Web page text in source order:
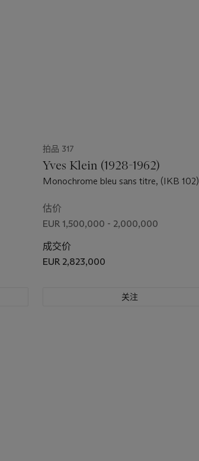
拍品 317
Yves Klein (1928-1962)
Monochrome bleu sans titre, (IKB 102)
估价
EUR 1,500,000 - 2,000,000
成交价
EUR 2,823,000
关注